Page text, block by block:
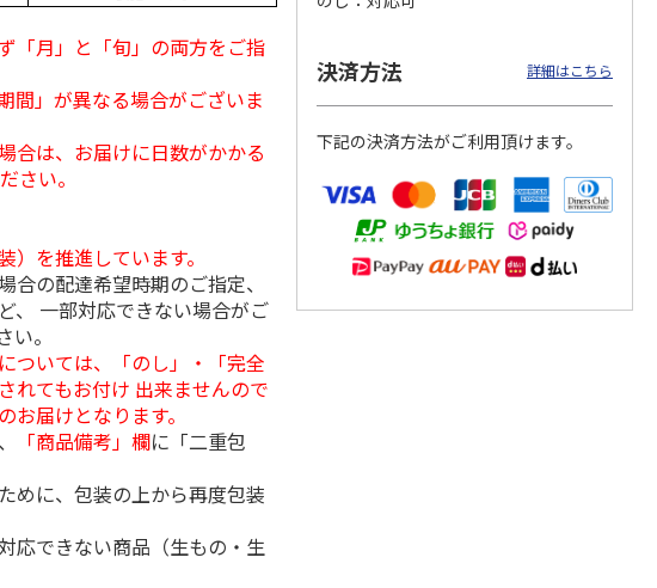
夏小夏 家庭用 ３
4.6
（25）
3,140円
(送料・税込)
福島県産ふぞろい
3,400円
(送料・税込)
訳あり黄桃
「月」と「旬」の両方をご指
間」が異なる場合がございま
合は、お届けに日数がかかる
ださい。
を推進しています。
の配達希望時期のご指定、
、 一部対応できない場合がご
。
ついては、「のし」・「完全
れてもお付け 出来ませんので
届けとなります。
「商品備考」欄に「二重包
めに、包装の上から再度包装
応できない商品（生もの・生
決済方法 詳細はこちら
下記の決済方法がご利用頂けます。